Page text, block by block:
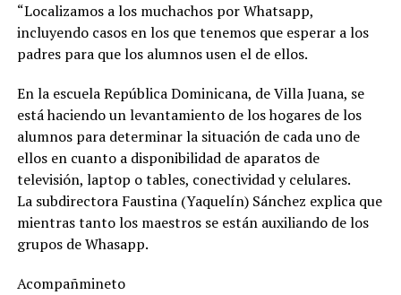
“Localizamos a los muchachos por Whatsapp,
incluyendo casos en los que tenemos que esperar a los
padres para que los alumnos usen el de ellos.
En la escuela República Dominicana, de Villa Juana, se
está haciendo un levantamiento de los hogares de los
alumnos para determinar la situación de cada uno de
ellos en cuanto a disponibilidad de aparatos de
televisión, laptop o tables, conectividad y celulares.
La subdirectora Faustina (Yaquelín) Sánchez explica que
mientras tanto los maestros se están auxiliando de los
grupos de Whasapp.
Acompañmineto